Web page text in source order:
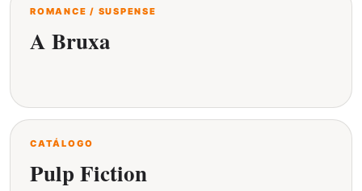
ROMANCE / SUSPENSE
A Bruxa
CATÁLOGO
Pulp Fiction